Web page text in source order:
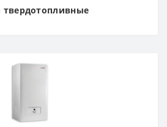
твердотопливные